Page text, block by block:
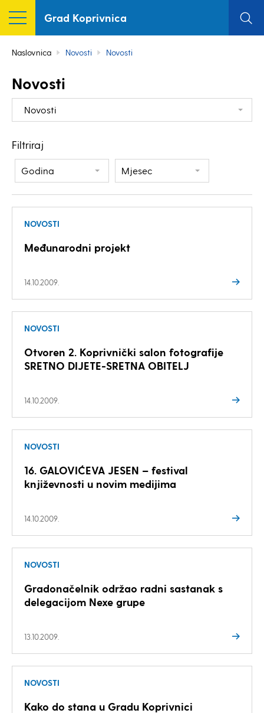
Grad Koprivnica
Naslovnica Novosti Novosti
Novosti
Novosti
Filtriraj
Godina Mjesec
NOVOSTI
Međunarodni projekt
14.10.2009.
NOVOSTI
Otvoren 2. Koprivnički salon fotografije
SRETNO DIJETE-SRETNA OBITELJ
14.10.2009.
NOVOSTI
16. GALOVIĆEVA JESEN – festival
književnosti u novim medijima
14.10.2009.
NOVOSTI
Gradonačelnik održao radni sastanak s
delegacijom Nexe grupe
13.10.2009.
NOVOSTI
Kako do stana u Gradu Koprivnici